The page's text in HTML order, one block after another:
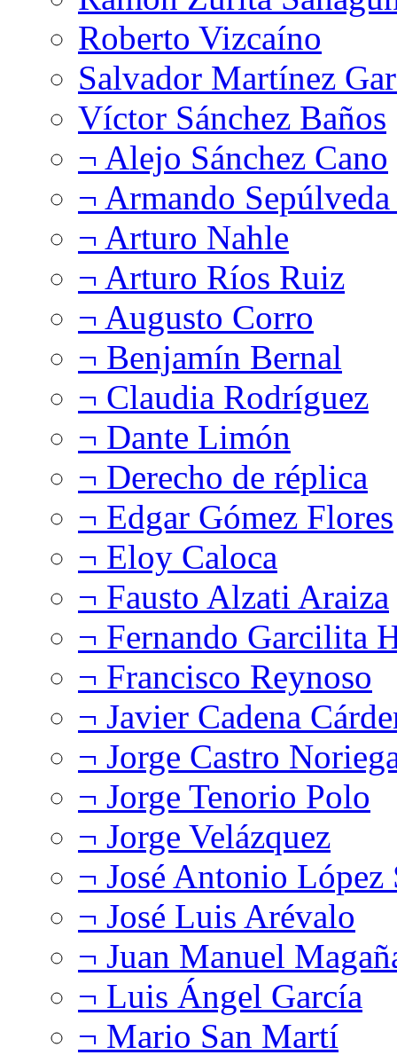
Roberto Vizcaíno
Salvador Martínez
Víctor Sánchez Baños
¬ Alejo Sánchez Cano
¬ Armando
¬ Arturo Nahle
¬ Arturo Ríos Ruiz
¬ Augusto Corro
¬ Benjamín Bernal
¬ Claudia Rodríguez
¬ Dante Limón
¬ Derecho de réplica
¬ Edgar Gómez Flores
¬ Eloy Caloca
¬ Fausto Alzati Araiza
¬ Fernando Garcilita
¬ Francisco Reynoso
¬ Javier Cadena
¬ Jorge Castro
¬ Jorge Tenorio Polo
¬ Jorge Velázquez
¬ José Antonio López
¬ José Luis Arévalo
¬ Juan Manuel
¬ Luis Ángel García
¬ Mario San Martí